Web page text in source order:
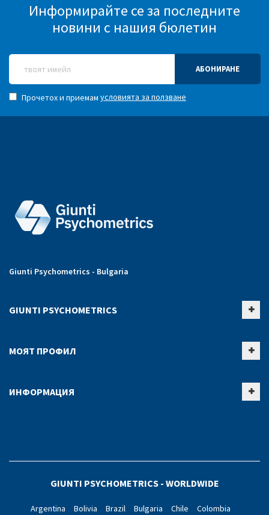
Информирайте се за последните
новини с нашия бюлетин
АБОНИРАНЕ
Прочетох и приемам условията за ползване
Giunti Psychometrics - Bulgaria
GIUNTI PSYCHOMETRICS
МОЯТ ПРОФИЛ
ИНФОРМАЦИЯ
GIUNTI PSYCHOMETRICS - WORLDWIDE
Argentina Bolivia Brazil Bulgaria Chile Colombia